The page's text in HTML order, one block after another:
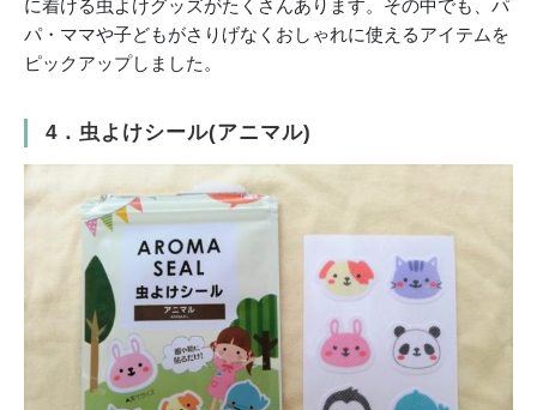
に着ける虫よけグッズがたくさんあります。その中でも、パ
パ・ママや子どもがさりげなくおしゃれに使えるアイテムを
ピックアップしました。
4．虫よけシール(アニマル)